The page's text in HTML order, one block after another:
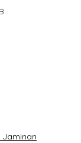
Jaminan